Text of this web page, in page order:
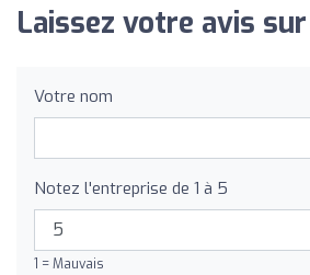
Laissez votre avis
Votre nom
Notez l'entreprise de 1 à 5
1 = Mauvais